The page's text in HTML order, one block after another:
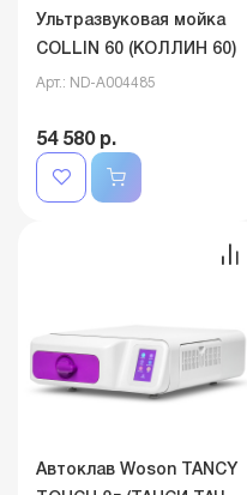
Ультразвуковая мойка
COLLIN 60 (КОЛЛИН 60)
Арт.: ND-A004485
54 580 р.
Автоклав Woson TANCY